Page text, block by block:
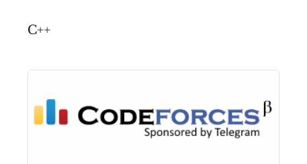
C++